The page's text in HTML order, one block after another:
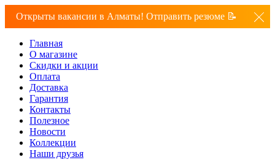
Открыты вакансии в Алматы! Отправить резюме 📝
Главная
О магазине
Скидки и акции
Оплата
Доставка
Гарантия
Контакты
Полезное
Новости
Коллекции
Наши друзья